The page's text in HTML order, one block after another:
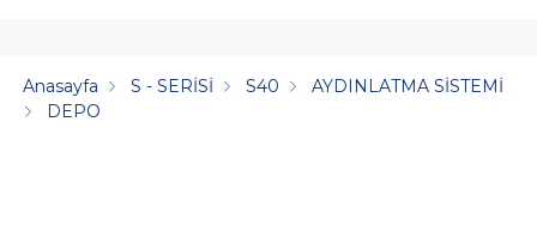
Anasayfa S - SERİSİ S40
AYDINLATMA SİSTEMİ
DEPO